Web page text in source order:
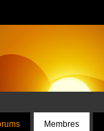
Membres